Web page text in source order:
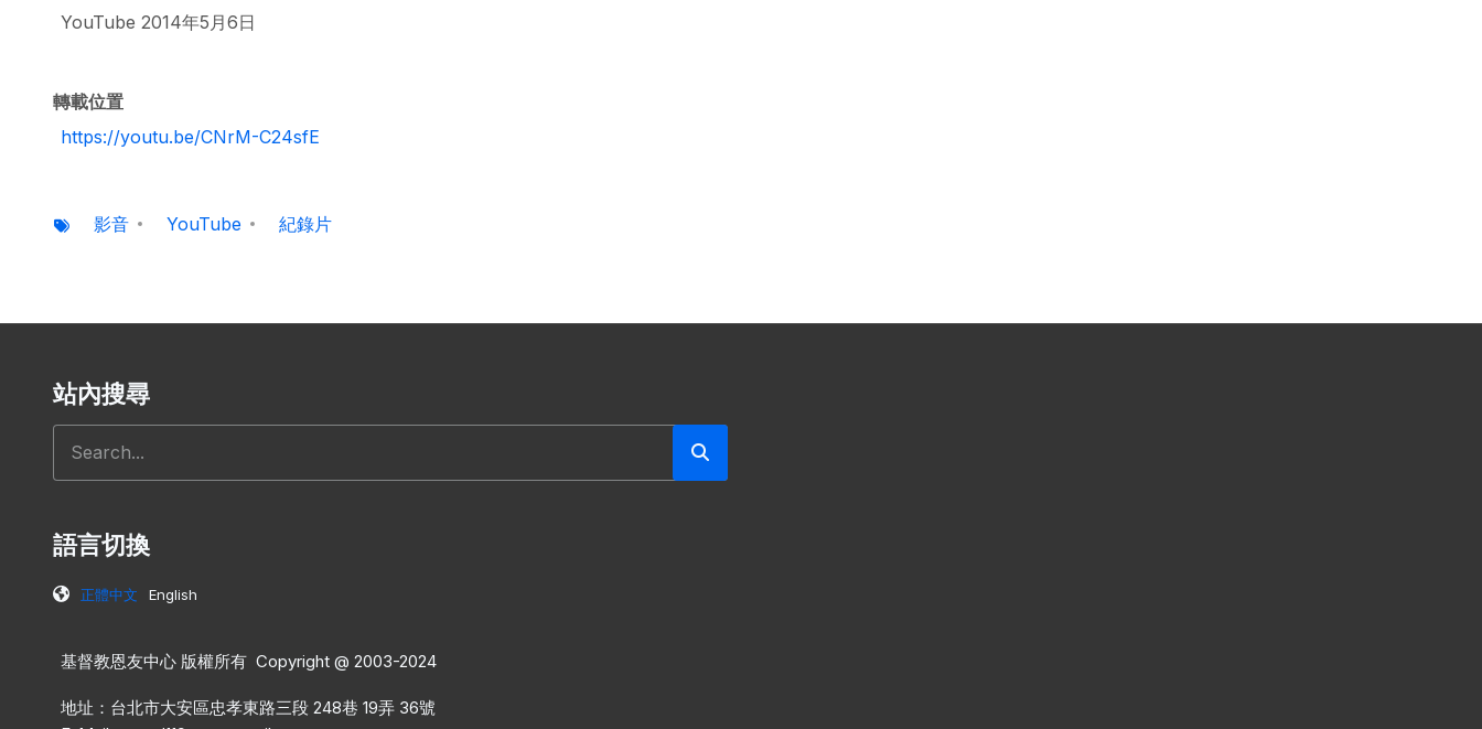
YouTube 2014年5月6日
轉載位置
https://youtu.be/CNrM-C24sfE
影音 YouTube 紀錄片
站內搜尋
語言切換
正體中文 English
基督教恩友中心 版權所有 Copyright @ 2003-2024
地址：台北市大安區忠孝東路三段 248巷 19弄 36號